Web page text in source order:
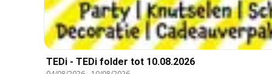
TEDi - TEDi folder tot 10.08.2026